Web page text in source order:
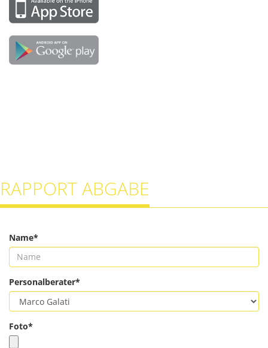
RAPPORT ABGABE
Name*
Personalberater*
Foto*